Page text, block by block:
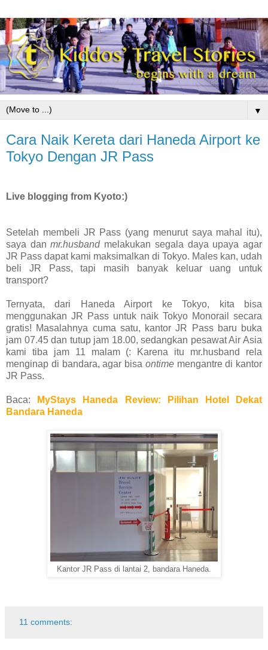
▼
Cara Naik Kereta dari Haneda Airport ke
Tokyo Dengan JR Pass
Live blogging from Kyoto:)
Setelah membeli JR Pass (yang menurut saya mahal itu),
saya danmr.husbandmelakukan segala daya upaya agar
JR Pass dapat kami maksimalkan di Tokyo. Males kan, udah
beli JR Pass, tapi masih banyak keluar uang untuk
transport?
Ternyata, dari Haneda Airport ke Tokyo, kita bisa
menggunakan JR Pass untuk naik Tokyo Monorail secara
gratis! Masalahnya cuma satu, kantor JR Pass baru buka
jam 07.45 dan tutup jam 18.00, sedangkan pesawat Air Asia
kami tiba jam 11 malam (: Karena itu mr.husband rela
menginap di bandara, agar bisa ontimemengantre di kantor
JR Pass.
Baca:
MyStays Haneda Review: Pilihan Hotel Dekat
Bandara Haneda
Kantor JR Pass di lantai 2, bandara Haneda.
11 comments: